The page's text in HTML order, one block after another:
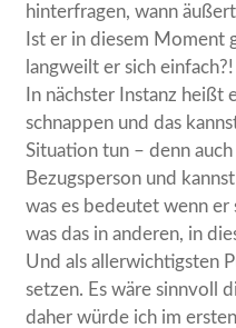
hinterfragen, wann
Ist er in diesem
langweilt er sich einfach?!
In nächster Instanz heißt
schnappen und das
Situation tun – denn
Bezugsperson und
was es bedeutet wenn
was das in anderen, in
Und als allerwichtigsten
setzen. Es wäre sinnvoll
daher würde ich im